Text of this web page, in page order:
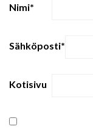
Nimi*
Sähköposti*
Kotisivu